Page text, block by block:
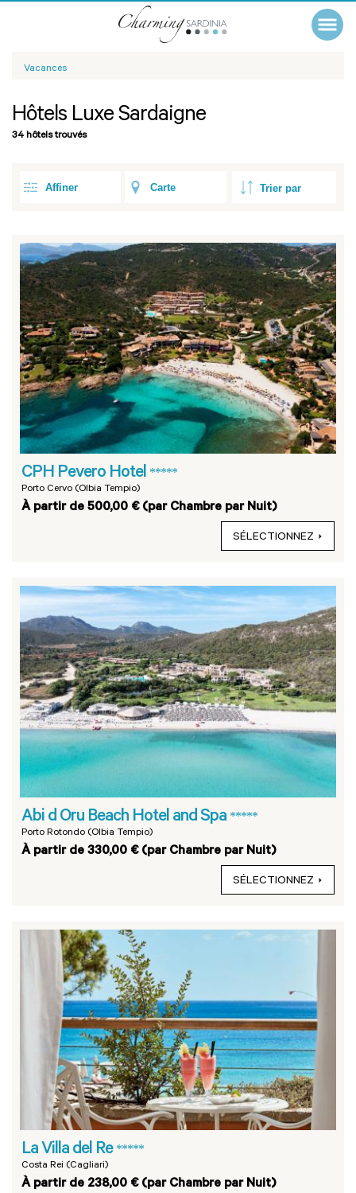
Vacances
Hôtels Luxe Sardaigne
34 hôtels trouvés
Affiner Carte
CPH Pevero Hotel *****
Porto Cervo (Olbia Tempio)
À partir de 500,00 € (par Chambre par Nuit)
SÉLECTIONNEZ
Abi d Oru Beach Hotel and Spa *****
Porto Rotondo (Olbia Tempio)
À partir de 330,00 € (par Chambre par Nuit)
SÉLECTIONNEZ
La Villa del Re *****
Costa Rei (Cagliari)
À partir de 238,00 € (par Chambre par Nuit)